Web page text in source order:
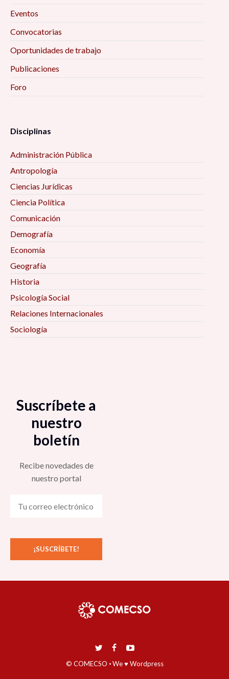
Eventos
Convocatorias
Oportunidades de trabajo
Publicaciones
Foro
Disciplinas
Administración Pública
Antropología
Ciencias Jurídicas
Ciencia Política
Comunicación
Demografía
Economía
Geografía
Historia
Psicología Social
Relaciones Internacionales
Sociología
Suscríbete a
nuestro
boletín
Recibe novedades de
nuestro portal
© COMECSO ·We ♥ Wordpress